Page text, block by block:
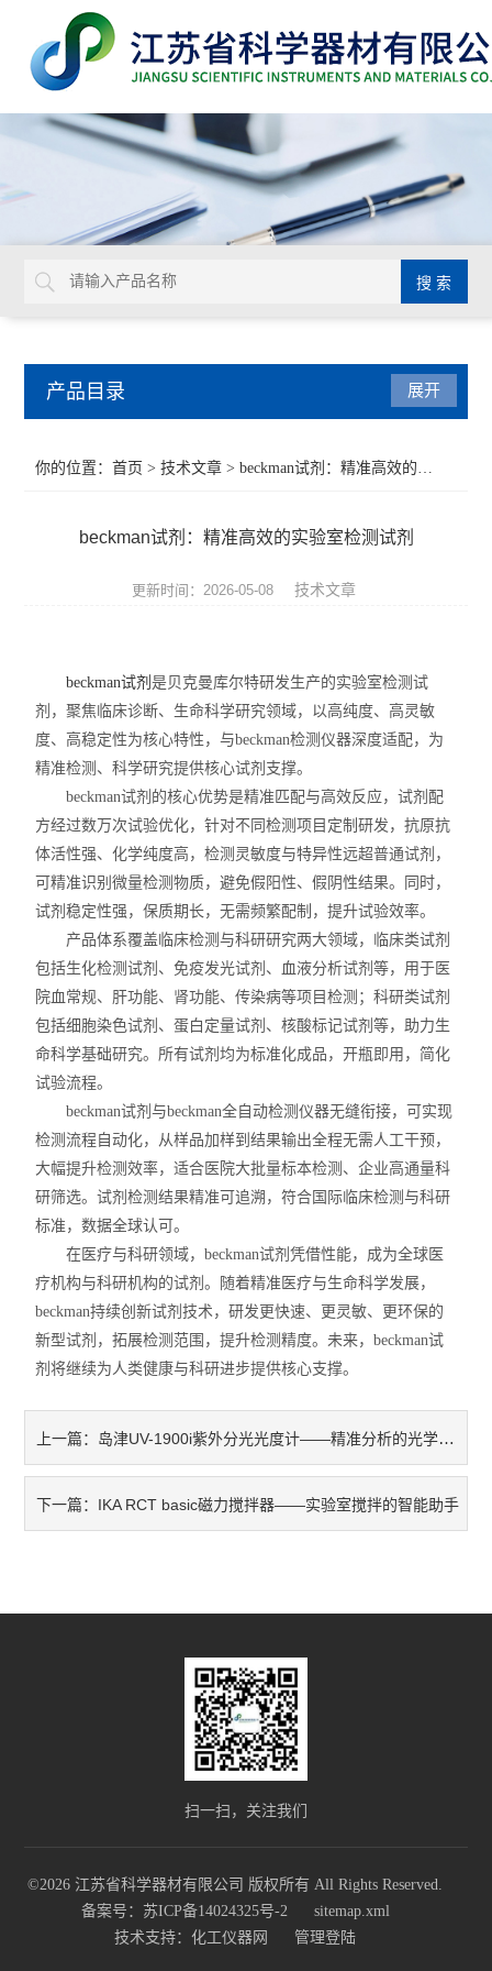
产品目录
Abcam
试剂耗材
SCIEX
赛多利斯耗材
美墨尔特（Memmert）
赛默飞
展开
你的位置：首页 >技术文章 > beckman试剂：精准高效的实验室检测试剂
beckman试剂：精准高效的实验室检测试剂
更新时间：2026-05-08 技术文章
beckman试剂是贝克曼库尔特研发生产的实验室检测试
剂，聚焦临床诊断、生命科学研究领域，以高纯度、高灵敏
度、高稳定性为核心特性，与beckman检测仪器深度适配，为
精准检测、科学研究提供核心试剂支撑。
beckman试剂的核心优势是精准匹配与高效反应，试剂配
方经过数万次试验优化，针对不同检测项目定制研发，抗原抗
体活性强、化学纯度高，检测灵敏度与特异性远超普通试剂，
可精准识别微量检测物质，避免假阳性、假阴性结果。同时，
试剂稳定性强，保质期长，无需频繁配制，提升试验效率。
产品体系覆盖临床检测与科研研究两大领域，临床类试剂
包括生化检测试剂、免疫发光试剂、血液分析试剂等，用于医
院血常规、肝功能、肾功能、传染病等项目检测；科研类试剂
包括细胞染色试剂、蛋白定量试剂、核酸标记试剂等，助力生
命科学基础研究。所有试剂均为标准化成品，开瓶即用，简化
试验流程。
beckman试剂与beckman全自动检测仪器无缝衔接，可实现
检测流程自动化，从样品加样到结果输出全程无需人工干预，
大幅提升检测效率，适合医院大批量标本检测、企业高通量科
研筛选。试剂检测结果精准可追溯，符合国际临床检测与科研
标准，数据全球认可。
在医疗与科研领域，beckman试剂凭借性能，成为全球医
疗机构与科研机构的试剂。随着精准医疗与生命科学发展，
beckman持续创新试剂技术，研发更快速、更灵敏、更环保的
新型试剂，拓展检测范围，提升检测精度。未来，beckman试
剂将继续为人类健康与科研进步提供核心支撑。
上一篇： ​​岛津UV-1900i紫外分光光度计——精准分析的光学伙伴​
下一篇： ​​IKA RCT basic磁力搅拌器——实验室搅拌的智能助手​
扫一扫，关注我们
©2026 江苏省科学器材有限公司 版权所有 All Rights Reserved.
备案号：苏ICP备14024325号-2
sitemap.xml
技术支持： 化工仪器网 管理登陆